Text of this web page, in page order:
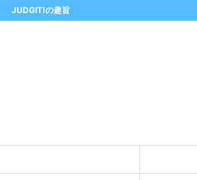
JUDGIT!の趣旨